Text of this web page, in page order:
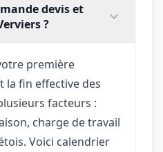
devis et
?
première
la fin effective des
facteurs :
charge de travail
Voici calendrier